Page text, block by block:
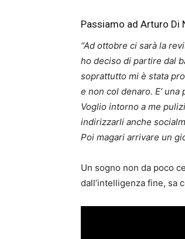
Passiamo ad Arturo Di
“Ad ottobre ci sarà la
ho deciso di partire dal
soprattutto mi è stata
e non col denaro. E’
Voglio intorno a me
indirizzarli anche
Poi magari arrivare un
Un sogno non da poco
dall’intelligenza fine, sa